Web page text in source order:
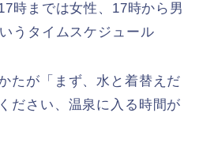
時までは女性、17時から男
うタイムスケジュール
たが「まず、水と着替えだ
ださい、温泉に入る時間が